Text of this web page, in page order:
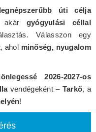
legnépszerűbb úti célja
akár gyógyulási céllal
Válasszon egy
, ahol minőség, nyugalom
2026-2027-os
vendégeként – Tarkő, a
!